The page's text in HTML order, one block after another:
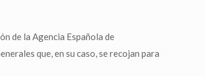
de la Agencia Española de
que, en su caso, se recojan para